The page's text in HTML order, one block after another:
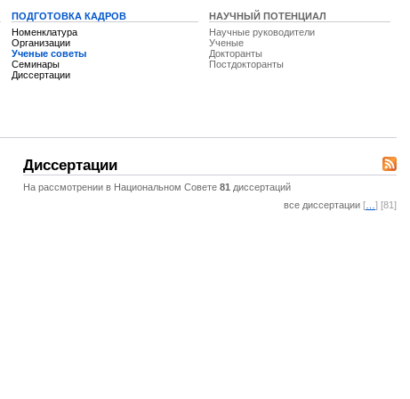
ПОДГОТОВКА КАДРОВ
Номенклатура
Организации
Ученые советы
Семинары
Диссертации
НАУЧНЫЙ ПОТЕНЦИАЛ
Научные руководители
Ученые
Докторанты
Постдокторанты
Диссертации
На рассмотрении в Национальном Совете 81 диссертаций
все диссертации [ ] [81]